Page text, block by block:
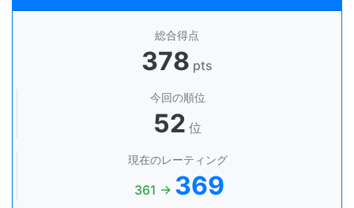
総合得点
378 pts
今回の順位
52 位
現在のレーティング
361 → 369